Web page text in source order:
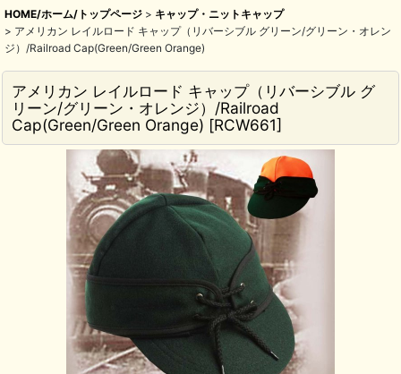
HOME/ホーム/トップページ > キャップ・ニットキャップ
> アメリカン レイルロード キャップ（リバーシブル グリーン/グリーン・オレン
ジ）/Railroad Cap(Green/Green Orange)
アメリカン レイルロード キャップ（リバーシブル グ
リーン/グリーン・オレンジ）/Railroad
Cap(Green/Green Orange) [RCW661]